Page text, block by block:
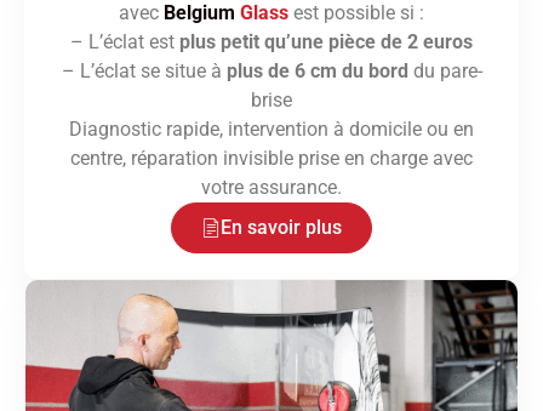
avec Belgium Glass est possible si :
– L’éclat est plus petit qu’une pièce de 2 euros
– L’éclat se situe à plus de 6 cm du bord du pare-
brise
Diagnostic rapide, intervention à domicile ou en
centre, réparation invisible prise en charge avec
votre assurance.
En savoir plus